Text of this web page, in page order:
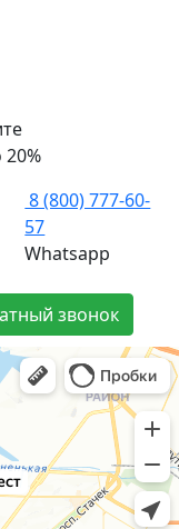
8 (800) 777-60-
57
Whatsapp
звонок